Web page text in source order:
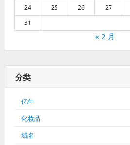
24
25 26 27
31
« 2 月
分类
亿牛
化妆品
域名